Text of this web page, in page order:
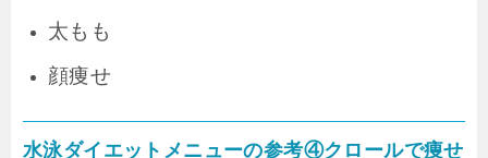
太もも
顔痩せ
水泳ダイエットメニューの参考④クロールで痩せ